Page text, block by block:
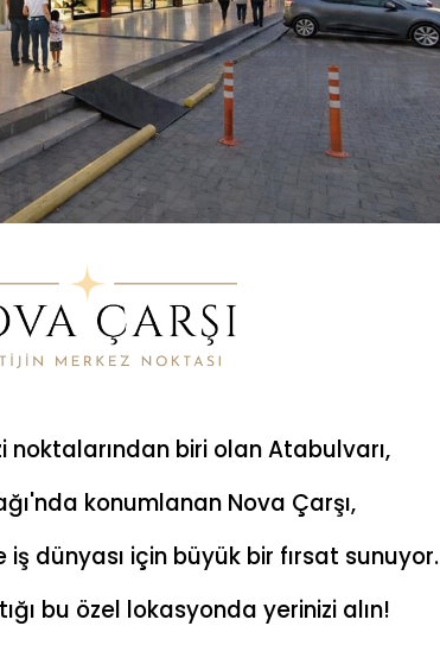
noktalarından biri olan Atabulvarı,
konumlanan Nova Çarşı,
iş dünyası için büyük bir fırsat sunuyor.
bu özel lokasyonda yerinizi alın!